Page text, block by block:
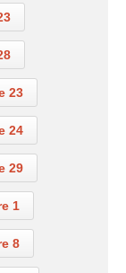
23
24
29
1
8